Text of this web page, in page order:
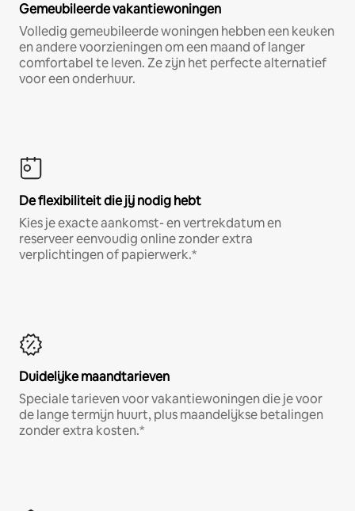
Gemeubileerde vakantiewoningen
Volledig gemeubileerde woningen hebben een keuken
en andere voorzieningen om een maand of langer
comfortabel te leven. Ze zijn het perfecte alternatief
voor een onderhuur.
De flexibiliteit die jij nodig hebt
Kies je exacte aankomst- en vertrekdatum en
reserveer eenvoudig online zonder extra
verplichtingen of papierwerk.*
Duidelijke maandtarieven
Speciale tarieven voor vakantiewoningen die je voor
de lange termijn huurt, plus maandelijkse betalingen
zonder extra kosten.*